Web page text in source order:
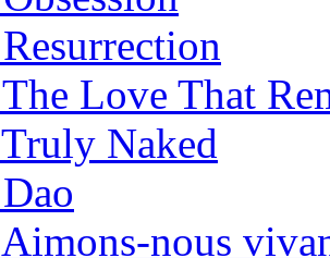
Resurrection
The Love That
Truly Naked
Dao
Aimons-nous